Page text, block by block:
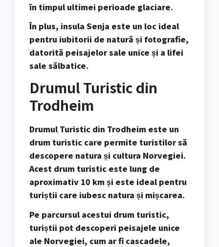
în timpul ultimei perioade glaciare.
În plus, insula Senja este un loc ideal
pentru iubitorii de natură și fotografie,
datorită peisajelor sale unice și a lifei
sale sălbatice.
Drumul Turistic din
Trodheim
Drumul Turistic din Trodheim este un
drum turistic care permite turistilor să
descopere natura și cultura Norvegiei.
Acest drum turistic este lung de
aproximativ 10 km și este ideal pentru
turiștii care iubesc natura și mișcarea.
Pe parcursul acestui drum turistic,
turiștii pot descoperi peisajele unice
ale Norvegiei, cum ar fi cascadele,